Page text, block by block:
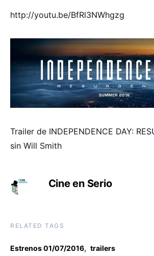
http://youtu.be/BfRl3NWhgzg
Trailer de INDEPENDENCE DAY:
sin Will Smith
Cine en Serio
RELATED TAGS
Estrenos 01/07/2016, trailers